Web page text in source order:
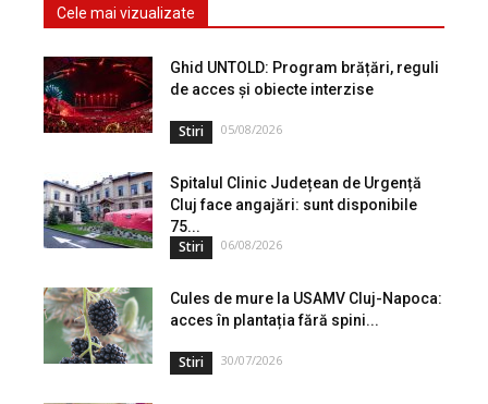
Cele mai vizualizate
Ghid UNTOLD: Program brățări, reguli
de acces și obiecte interzise
Stiri 05/08/2026
Spitalul Clinic Județean de Urgență
Cluj face angajări: sunt disponibile
75...
Stiri 06/08/2026
Cules de mure la USAMV Cluj-Napoca:
acces în plantația fără spini...
Stiri 30/07/2026